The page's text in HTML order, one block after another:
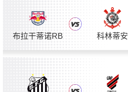
布拉干蒂诺RB 科林蒂安